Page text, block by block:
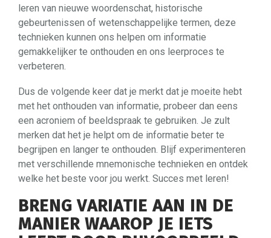
leren van nieuwe woordenschat, historische
gebeurtenissen of wetenschappelijke termen, deze
technieken kunnen ons helpen om informatie
gemakkelijker te onthouden en ons leerproces te
verbeteren.
Dus de volgende keer dat je merkt dat je moeite hebt
met het onthouden van informatie, probeer dan eens
een acroniem of beeldspraak te gebruiken. Je zult
merken dat het je helpt om de informatie beter te
begrijpen en langer te onthouden. Blijf experimenteren
met verschillende mnemonische technieken en ontdek
welke het beste voor jou werkt. Succes met leren!
BRENG VARIATIE AAN IN DE
MANIER WAAROP JE IETS